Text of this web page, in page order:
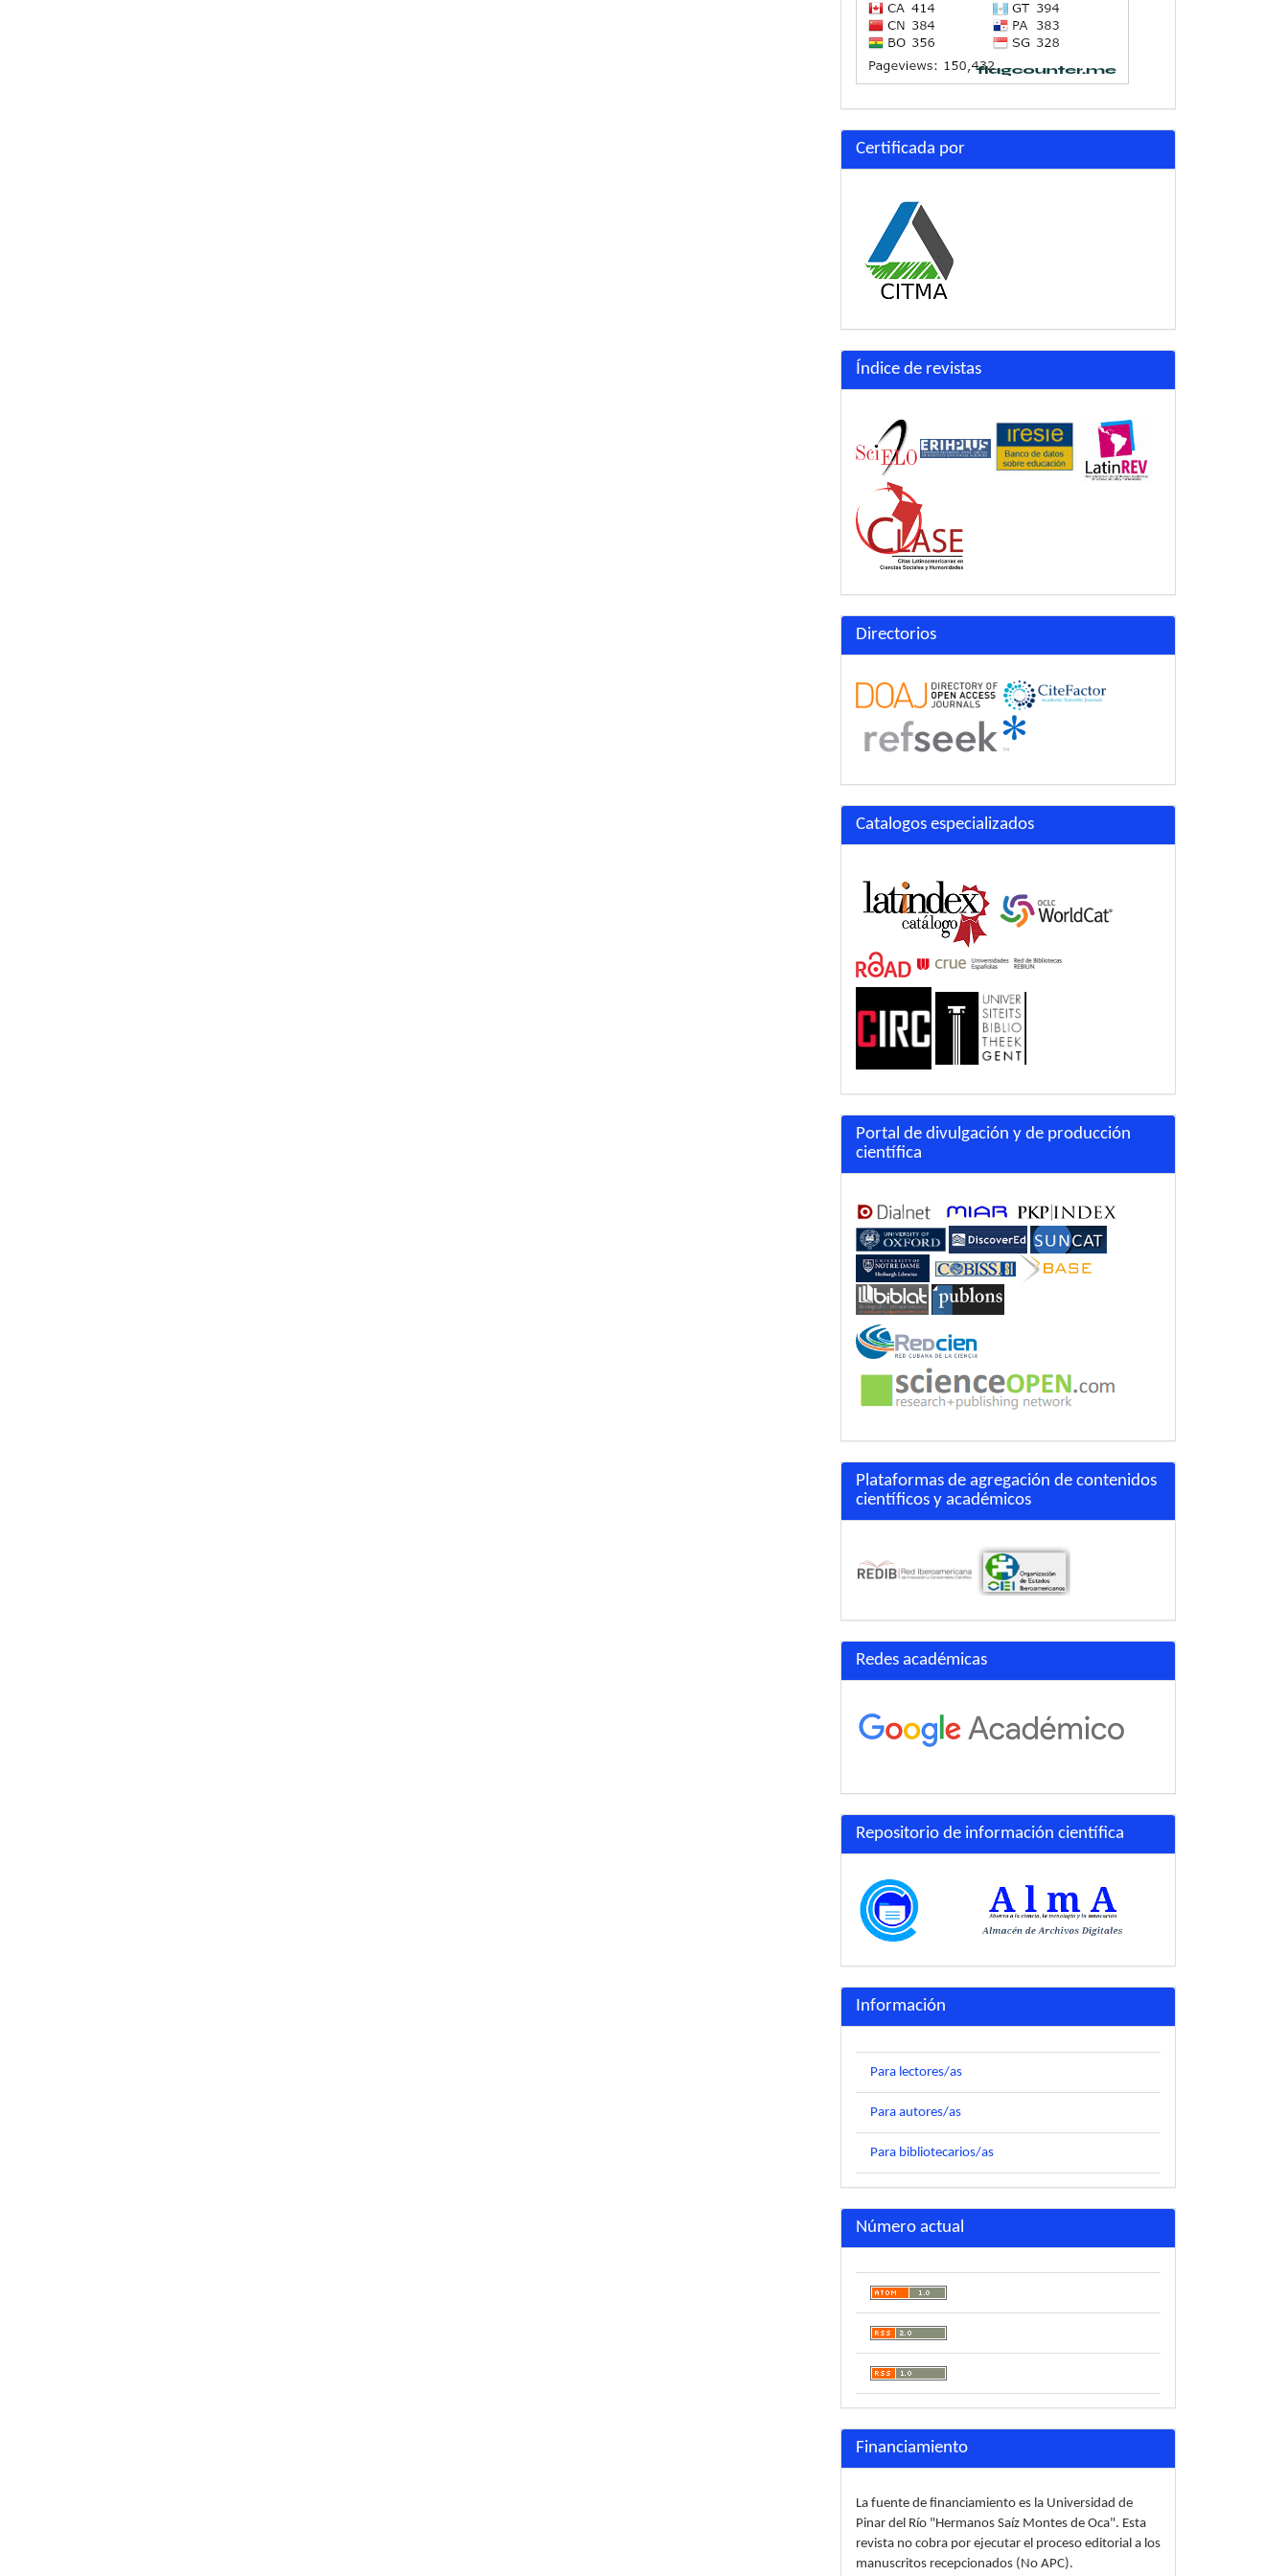
Certificada por
Índice de revistas
Directorios
Catalogos especializados
Portal de divulgación y de producción
científica
Plataformas de agregación de contenidos
científicos y académicos
Redes académicas
Repositorio de información científica
Información
Para lectores/as
Para autores/as
Para bibliotecarios/as
Número actual
Financiamiento
La fuente de financiamiento es la Universidad de
Pinar del Río "Hermanos Saíz Montes de Oca". Esta
revista no cobra por ejecutar el proceso editorial a los
manuscritos recepcionados (No APC).